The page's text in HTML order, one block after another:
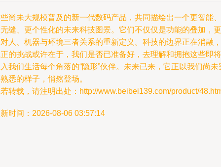
尚未大规模普及的新一代数码产品，共同描绘出一个更智能、
缝、更个性化的未来科技图景。它们不仅仅是功能的叠加，更
人、机器与环境三者关系的重新定义。科技的边界正在消融，
的挑战或许在于，我们是否已准备好，去理解和拥抱这些即将
我们生活每个角落的“隐形”伙伴。未来已来，它正以我们尚未
悉的样子，悄然登场。
转载，请注明出处：http://www.beibei139.com/product/
时间：2026-08-06 03:57:14